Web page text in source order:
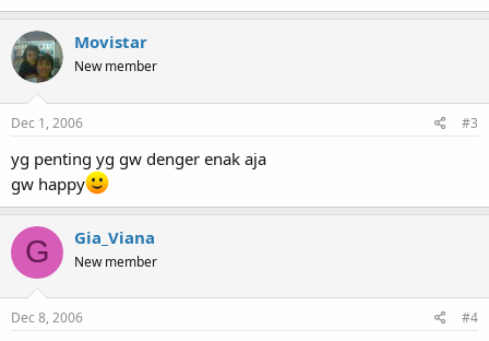
Movistar
New member
Dec 1, 2006 #3
yg penting yg gw denger enak aja
gw happy
G Gia_Viana
New member
Dec 8, 2006 #4